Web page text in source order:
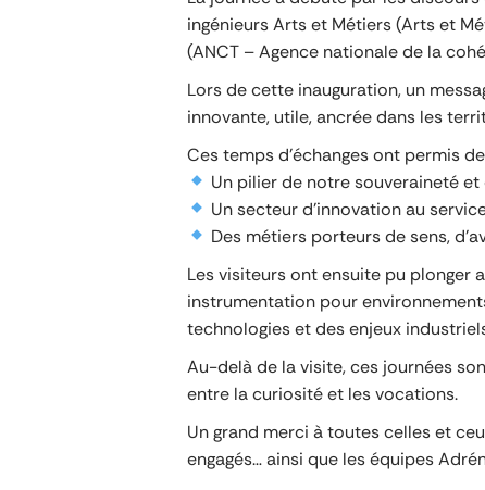
ingénieurs Arts et Métiers (Arts et
(ANCT – Agence nationale de la
Lors de cette inauguration, un
innovante, utile, ancrée dans les
Ces temps d’échanges ont permis
Un pilier de notre souveraineté
Un secteur d’innovation au
Des métiers porteurs de sens,
Les visiteurs ont ensuite pu plonger
instrumentation pour
technologies et des enjeux
Au-delà de la visite, ces journées
entre la curiosité et les vocations.
Un grand merci à toutes celles et
engagés… ainsi que les équipes